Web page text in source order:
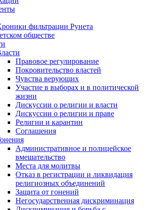
фильтрации Рунета
обществе
Правовое регулирование
Покровительство властей
Чувства верующих
Участие в выборах и в политической
жизни
Дискуссии о религии и власти
Дискуссии о религии и праве
Религии и карантин
Соглашения
Административное и полицейское
вмешательство
Места для молитвы
Отказ в регистрации и ликвидация
религиозных объединений
Защита от гонений
Негосударственная дискриминация